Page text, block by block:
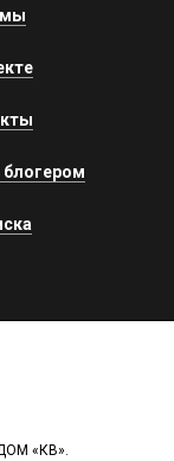
блогером
«КВ».